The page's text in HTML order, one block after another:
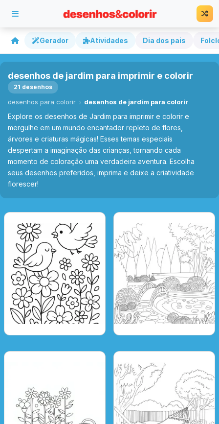
Gerador Atividades Dia dos pais
desenhos de jardim para imprimir e colorir
21 desenhos
desenhos para colorir desenhos de jardim para colorir
Explore os desenhos de Jardim para imprimir e colorir e
mergulhe em um mundo encantador repleto de flores,
árvores e criaturas mágicas! Esses temas especiais
despertam a imaginação das crianças, tornando cada
momento de coloração uma verdadeira aventura. Escolha
seus desenhos preferidos, imprima e deixe a criatividade
florescer!